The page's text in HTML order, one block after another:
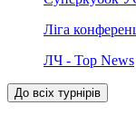
Ліга
ЛЧ - Top News
До всіх турнірів